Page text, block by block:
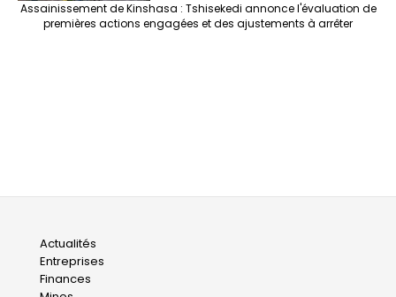
Assainissement de Kinshasa : Tshisekedi annonce l'évaluation de
premières actions engagées et des ajustements à arrêter
Main
navigation
Actualités
Entreprises
Finances